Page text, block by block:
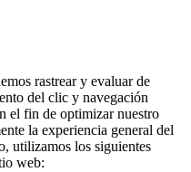
rastrear y evaluar de
del clic y navegación
el fin de optimizar nuestro
la experiencia general del
utilizamos los siguientes
web: